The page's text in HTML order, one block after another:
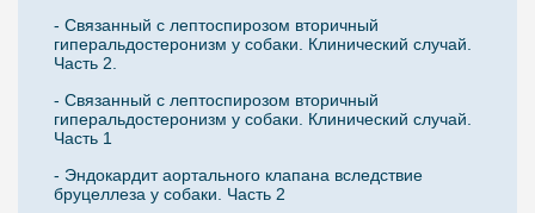
- Связанный с лептоспирозом вторичный
гиперальдостеронизм у собаки. Клинический случай.
Часть 2.
- Связанный с лептоспирозом вторичный
гиперальдостеронизм у собаки. Клинический случай.
Часть 1
- Эндокардит аортального клапана вследствие
бруцеллеза у собаки. Часть 2